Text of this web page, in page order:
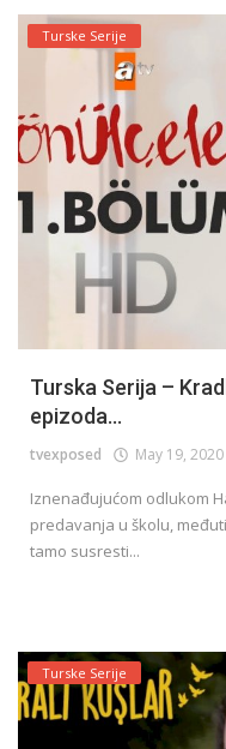
Turske Serije
Turska Serija –
epizoda...
tvexposed May 19, 2020
Iznenađujućom odlukom
predavanja u školu,
tamo susresti...
Turske Serije